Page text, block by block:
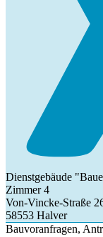
Dienstgebäude
Zimmer 4
Von-Vincke-Straße
58553 Halver
Bauvoranfragen,